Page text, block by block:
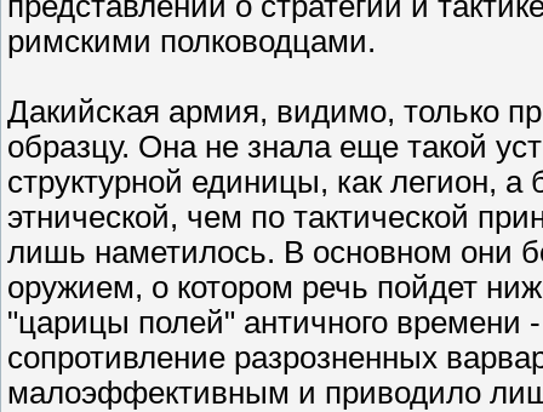
римскими полководцами.
Дакийская армия, видимо, только
образцу. Она не знала еще такой
структурной единицы, как легион,
этнической, чем по тактической
лишь наметилось. В основном они
оружием, о котором речь пойдет
"царицы полей" античного времени
сопротивление разрозненных
малоэффективным и приводило